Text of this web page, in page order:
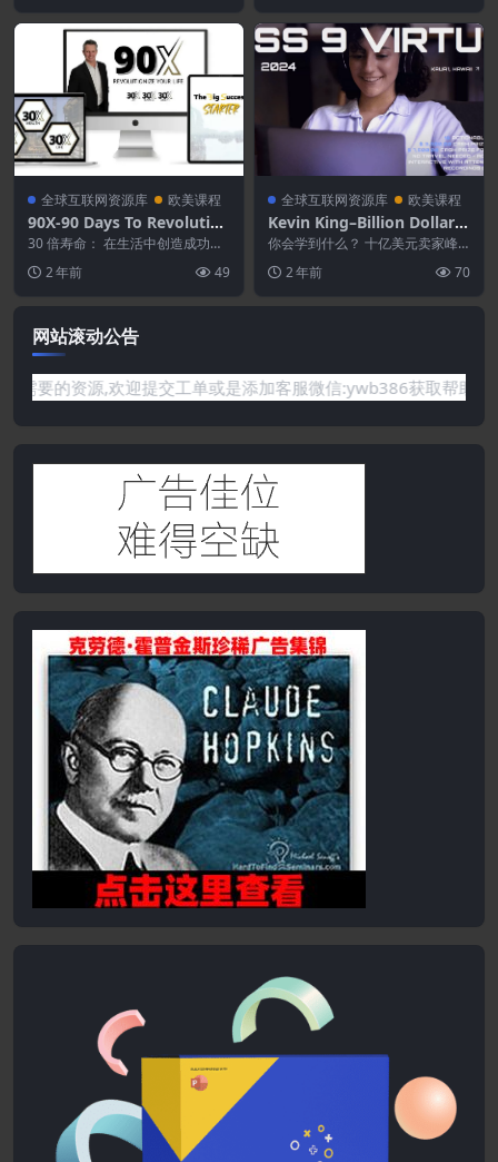
全球互联网资源库 欧美课程
90X-90 Days To Revolution
ize Your LIFE
30 倍寿命： 在生活中创造成功就
和 15 ...
2 年前 49
全球互联网资源库 欧美课程
Kevin King–Billion Dollar S
ellers Summit 9
你会学到什么？ 十亿美元卖家峰
顶级活动。 这...
2 年前 70
网站滚动公告
有你需要的资源,欢迎提交工单或是添加客服微信:ywb386获取帮